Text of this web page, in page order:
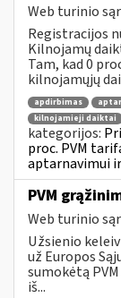
Web turinio
Registracijos
Kilnojamų
Tam, kad 0
kilnojamųjų
apdirbimas
kilnojamieji daiktai
kategorijos:
proc. PVM
aptarnavimui
PVM
Web turinio
Užsienio
už Europos
sumokėtą
iš...